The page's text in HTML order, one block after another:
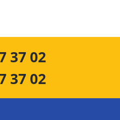
37 02
37 02